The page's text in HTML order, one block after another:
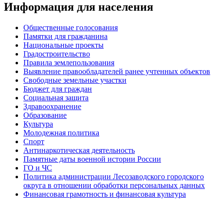
Информация для населения
Общественные голосования
Памятки для гражданина
Национальные проекты
Градостроительство
Правила землепользования
Выявление правообладателей ранее учтенных объектов
Свободные земельные участки
Бюджет для граждан
Социальная защита
Здравоохранение
Образование
Культура
Молодежная политика
Спорт
Антинаркотическая деятельность
Памятные даты военной истории России
ГО и ЧС
Политика администрации Лесозаводского городского
округа в отношении обработки персональных данных
Финансовая грамотность и финансовая культура